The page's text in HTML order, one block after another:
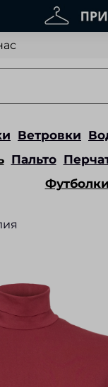
Ветровки
Пальто
Футболки